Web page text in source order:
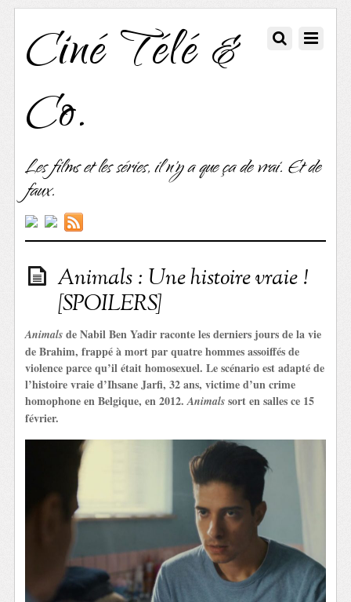
Ciné Télé &
Co.
Les films et les séries, il n'y a que ça de vrai. Et de
faux.
Animals : Une histoire vraie !
[SPOILERS]
Animals de Nabil Ben Yadir raconte les derniers jours de la vie
de Brahim, frappé à mort par quatre hommes assoiffés de
violence parce qu’il était homosexuel. Le scénario est adapté de
l’histoire vraie d’Ihsane Jarfi, 32 ans, victime d’un crime
homophone en Belgique, en 2012.Animals sort en salles ce 15
février.